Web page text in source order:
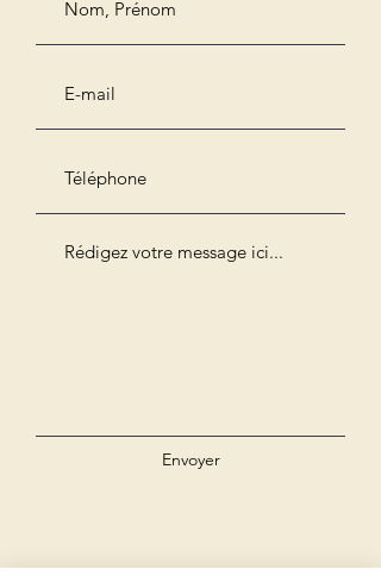
Envoyer